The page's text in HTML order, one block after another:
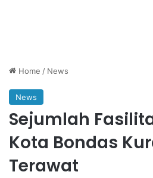
Home / News
News
Sejumlah
Kota Bondas
Terawat